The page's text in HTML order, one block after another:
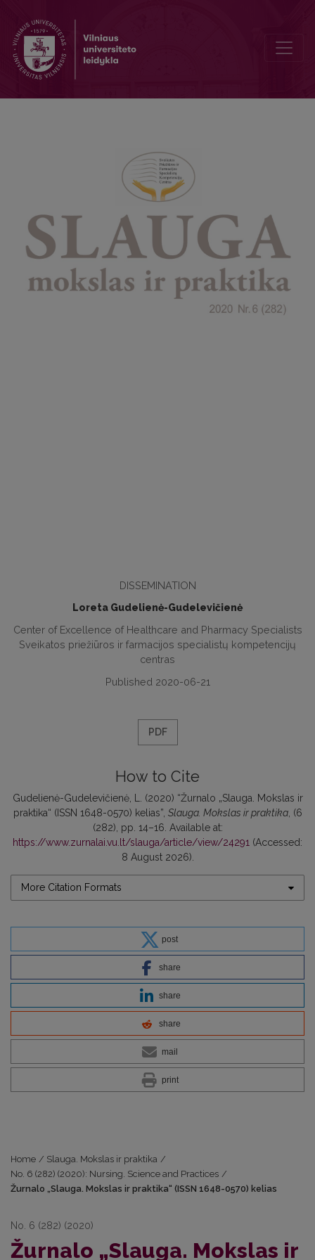
DISSEMINATION
Loreta Gudelienė-Gudelevičienė
Center of Excellence of Healthcare and Pharmacy Specialists
Sveikatos priežiūros ir farmacijos specialistų kompetencijų
centras
Published 2020-06-21
PDF
How to Cite
Gudelienė-Gudelevičienė, L. (2020) “Žurnalo „Slauga. Mokslas ir
praktika“ (ISSN 1648-0570) kelias”, Slauga. Mokslas ir praktika, (6
(282), pp. 14–16. Available at:
https://www.zurnalai.vu.lt/slauga/article/view/24291 (Accessed:
8 August 2026).
More Citation Formats
post
share
share
share
mail
print
Home / Slauga. Mokslas ir praktika /
No. 6 (282) (2020): Nursing. Science and Practices /
Žurnalo „Slauga. Mokslas ir praktika“ (ISSN 1648-0570) kelias
No. 6 (282) (2020)
Žurnalo „Slauga. Mokslas ir